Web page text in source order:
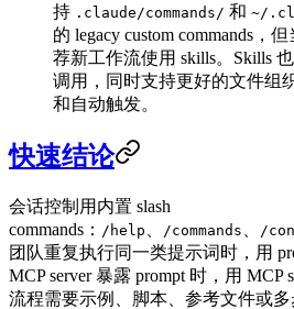
持 .claude/commands/ 和 ~/
的 legacy custom commands，
荐新工作流使用 skills。Skills
调用，同时支持更好的文件组
和自动触发。
快速结论
会话控制用内置 slash
commands： /help /commands /
团队重复执行同一类提示词时，用
MCP server 暴露 prompt 时，用 MCP
流程需要示例、脚本、参考文件或